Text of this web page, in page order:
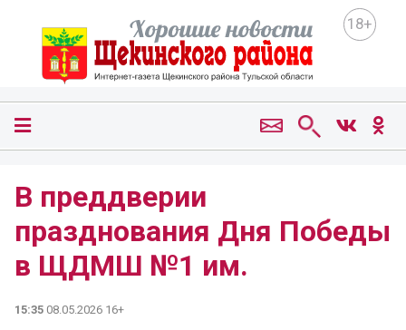
18+
В преддверии
празднования Дня Победы
в ЩДМШ №1 им.
15:35 08.05.2026 16+